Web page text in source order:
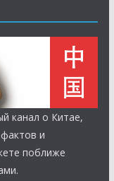
канал о Китае,
и
поближе